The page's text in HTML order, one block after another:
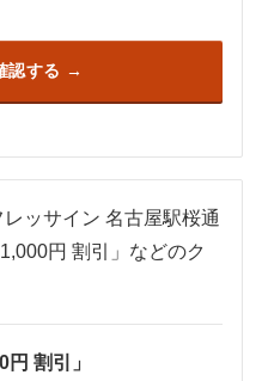
認する
ッサイン 名古屋駅桜通
円 割引」などのク
割引」